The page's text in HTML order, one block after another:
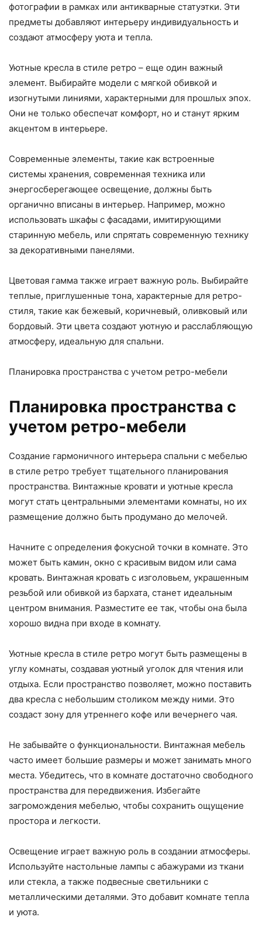
фотографии в рамках или антикварные статуэтки. Эти
предметы добавляют интерьеру индивидуальность и
создают атмосферу уюта и тепла.
Уютные кресла в стиле ретро – еще один важный
элемент. Выбирайте модели с мягкой обивкой и
изогнутыми линиями, характерными для прошлых эпох.
Они не только обеспечат комфорт, но и станут ярким
акцентом в интерьере.
Современные элементы, такие как встроенные
системы хранения, современная техника или
энергосберегающее освещение, должны быть
органично вписаны в интерьер. Например, можно
использовать шкафы с фасадами, имитирующими
старинную мебель, или спрятать современную технику
за декоративными панелями.
Цветовая гамма также играет важную роль. Выбирайте
теплые, приглушенные тона, характерные для ретро-
стиля, такие как бежевый, коричневый, оливковый или
бордовый. Эти цвета создают уютную и расслабляющую
атмосферу, идеальную для спальни.
Планировка пространства с учетом ретро-мебели
Планировка пространства с
учетом ретро-мебели
Создание гармоничного интерьера спальни с мебелью
в стиле ретро требует тщательного планирования
пространства. Винтажные кровати и уютные кресла
могут стать центральными элементами комнаты, но их
размещение должно быть продумано до мелочей.
Начните с определения фокусной точки в комнате. Это
может быть камин, окно с красивым видом или сама
кровать. Винтажная кровать с изголовьем, украшенным
резьбой или обивкой из бархата, станет идеальным
центром внимания. Разместите ее так, чтобы она была
хорошо видна при входе в комнату.
Уютные кресла в стиле ретро могут быть размещены в
углу комнаты, создавая уютный уголок для чтения или
отдыха. Если пространство позволяет, можно поставить
два кресла с небольшим столиком между ними. Это
создаст зону для утреннего кофе или вечернего чая.
Не забывайте о функциональности. Винтажная мебель
часто имеет большие размеры и может занимать много
места. Убедитесь, что в комнате достаточно свободного
пространства для передвижения. Избегайте
загромождения мебелью, чтобы сохранить ощущение
простора и легкости.
Освещение играет важную роль в создании атмосферы.
Используйте настольные лампы с абажурами из ткани
или стекла, а также подвесные светильники с
металлическими деталями. Это добавит комнате тепла
и уюта.